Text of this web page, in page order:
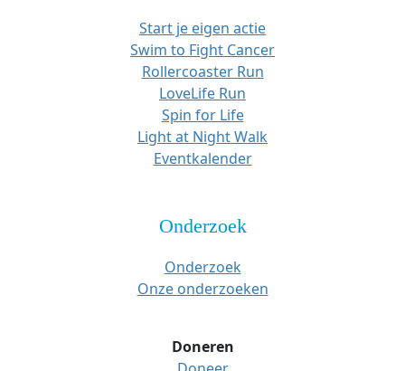
Start je eigen actie
Swim to Fight Cancer
Rollercoaster Run
LoveLife Run
Spin for Life
Light at Night Walk
Eventkalender
Onderzoek
Onderzoek
Onze onderzoeken
Doneren